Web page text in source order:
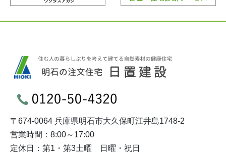
〒674-0064 兵庫県明石市大久保町江井島1748-2
営業時間：8:00～17:00
定休日：第1・第3土曜 日曜・祝日